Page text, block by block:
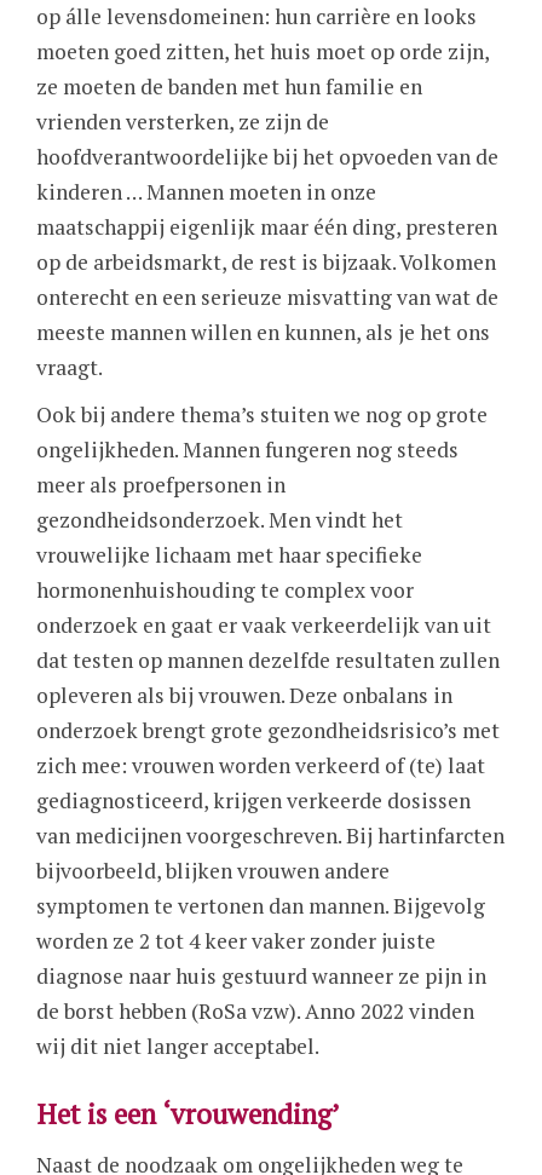
op álle levensdomeinen: hun carrière en looks
moeten goed zitten, het huis moet op orde zijn,
ze moeten de banden met hun familie en
vrienden versterken, ze zijn de
hoofdverantwoordelijke bij het opvoeden van de
kinderen … Mannen moeten in onze
maatschappij eigenlijk maar één ding, presteren
op de arbeidsmarkt, de rest is bijzaak. Volkomen
onterecht en een serieuze misvatting van wat de
meeste mannen willen en kunnen, als je het ons
vraagt.
Ook bij andere thema’s stuiten we nog op grote
ongelijkheden. Mannen fungeren nog steeds
meer als proefpersonen in
gezondheidsonderzoek. Men vindt het
vrouwelijke lichaam met haar specifieke
hormonenhuishouding te complex voor
onderzoek en gaat er vaak verkeerdelijk van uit
dat testen op mannen dezelfde resultaten zullen
opleveren als bij vrouwen. Deze onbalans in
onderzoek brengt grote gezondheidsrisico’s met
zich mee: vrouwen worden verkeerd of (te) laat
gediagnosticeerd, krijgen verkeerde dosissen
van medicijnen voorgeschreven. Bij hartinfarcten
bijvoorbeeld, blijken vrouwen andere
symptomen te vertonen dan mannen. Bijgevolg
worden ze 2 tot 4 keer vaker zonder juiste
diagnose naar huis gestuurd wanneer ze pijn in
de borst hebben (RoSa vzw). Anno 2022 vinden
wij dit niet langer acceptabel.
Het is een ‘vrouwending’
Naast de noodzaak om ongelijkheden weg te